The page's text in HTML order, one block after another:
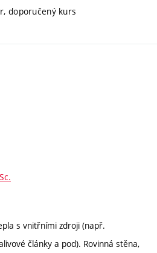
doporučený kurs
s vnitřními zdroji (např.
články a pod). Rovinná stěna,